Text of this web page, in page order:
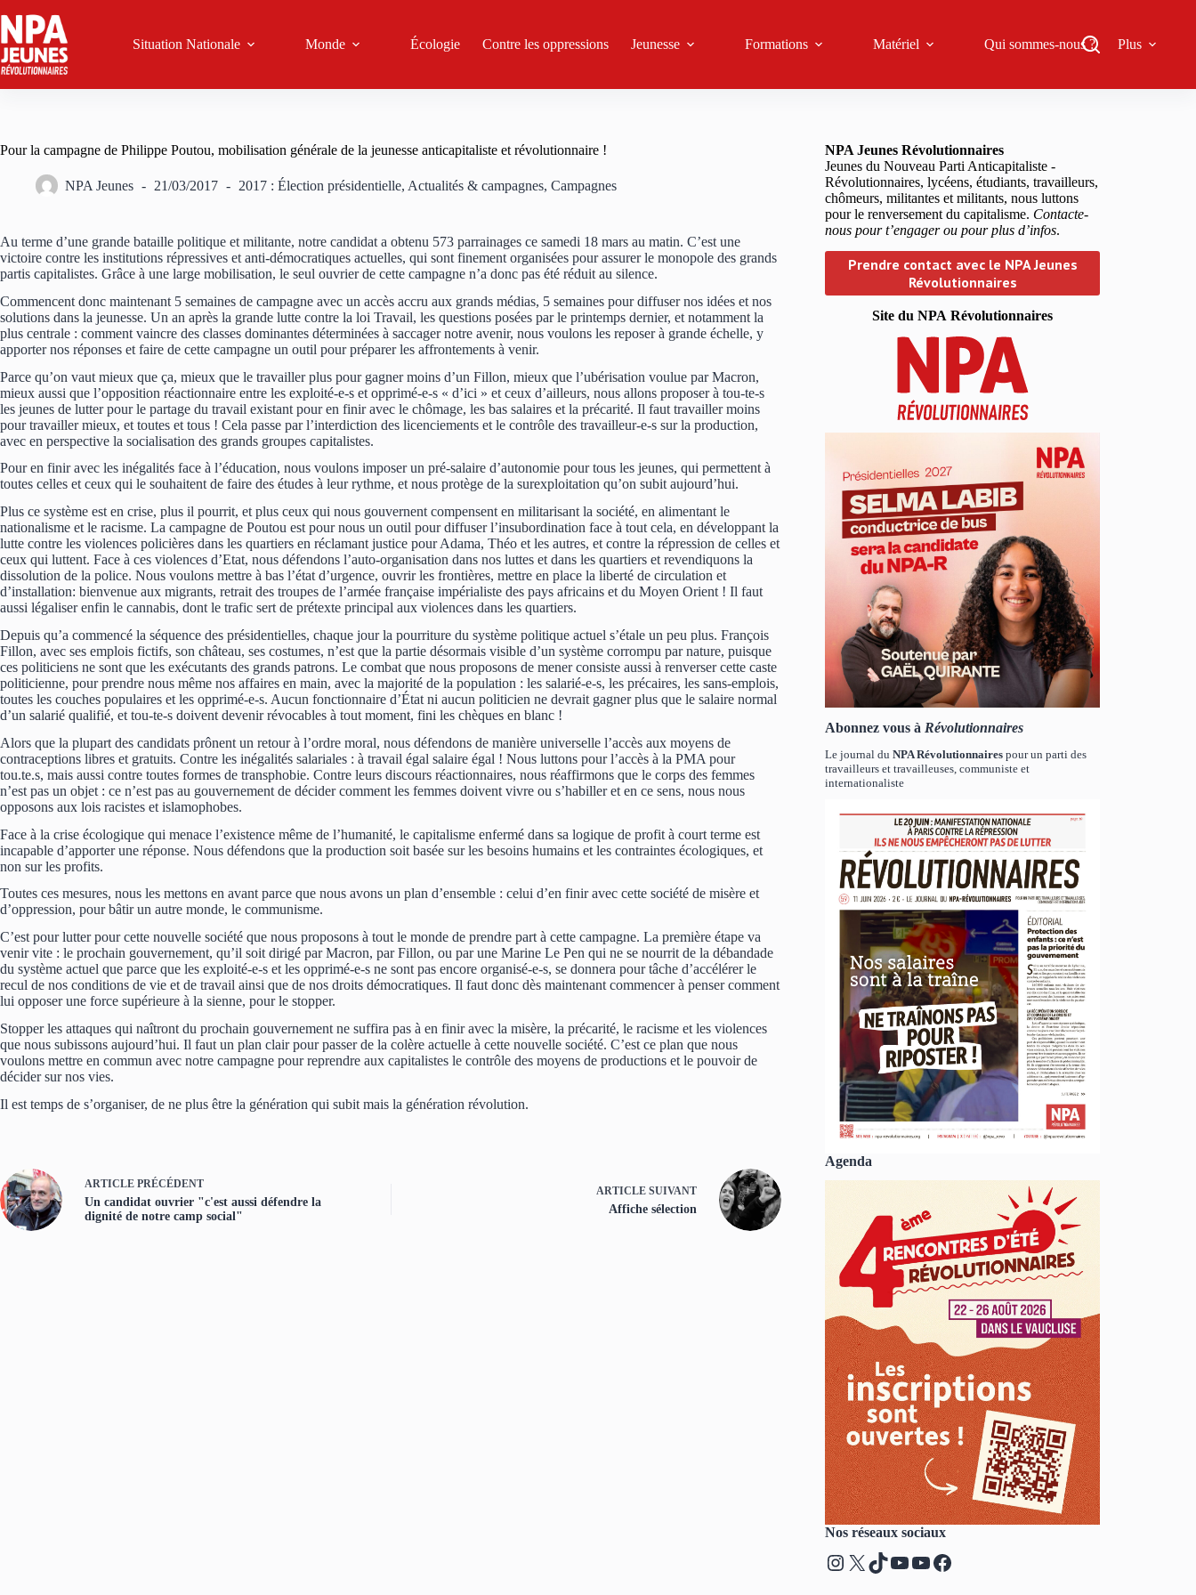
au
contenu
Situation Nationale Monde Écologie Contre les oppressions Jeunesse Formations Matériel Qui sommes-nous ? Plus
Pour la campagne de Philippe Poutou, mobilisation générale de la jeunesse anticapitaliste et révolutionnaire !
NPA Jeunes 21/03/2017 2017 : Élection présidentielle, Actualités & campagnes, Campagnes
Au terme d’une grande bataille politique et militante, notre candidat a obtenu 573 parrainages ce samedi 18 mars au matin. C’est une
victoire contre les institutions répressives et anti-démocratiques actuelles, qui sont finement organisées pour assurer le monopole des grands
partis capitalistes. Grâce à une large mobilisation, le seul ouvrier de cette campagne n’a donc pas été réduit au silence.
Commencent donc maintenant 5 semaines de campagne avec un accès accru aux grands médias, 5 semaines pour diffuser nos idées et nos
solutions dans la jeunesse. Un an après la grande lutte contre la loi Travail, les questions posées par le printemps dernier, et notamment la
plus centrale : comment vaincre des classes dominantes déterminées à saccager notre avenir, nous voulons les reposer à grande échelle, y
apporter nos réponses et faire de cette campagne un outil pour préparer les affrontements à venir.
Parce qu’on vaut mieux que ça, mieux que le travailler plus pour gagner moins d’un Fillon, mieux que l’ubérisation voulue par Macron,
mieux aussi que l’opposition réactionnaire entre les exploité-e-s et opprimé-e-s « d’ici » et ceux d’ailleurs, nous allons proposer à tou-te-s
les jeunes de lutter pour le partage du travail existant pour en finir avec le chômage, les bas salaires et la précarité. Il faut travailler moins
pour travailler mieux, et toutes et tous ! Cela passe par l’interdiction des licenciements et le contrôle des travailleur-e-s sur la production,
avec en perspective la socialisation des grands groupes capitalistes.
Pour en finir avec les inégalités face à l’éducation, nous voulons imposer un pré-salaire d’autonomie pour tous les jeunes, qui permettent à
toutes celles et ceux qui le souhaitent de faire des études à leur rythme, et nous protège de la surexploitation qu’on subit aujourd’hui.
Plus ce système est en crise, plus il pourrit, et plus ceux qui nous gouvernent compensent en militarisant la société, en alimentant le
nationalisme et le racisme. La campagne de Poutou est pour nous un outil pour diffuser l’insubordination face à tout cela, en développant la
lutte contre les violences policières dans les quartiers en réclamant justice pour Adama, Théo et les autres, et contre la répression de celles et
ceux qui luttent. Face à ces violences d’Etat, nous défendons l’auto-organisation dans nos luttes et dans les quartiers et revendiquons la
dissolution de la police. Nous voulons mettre à bas l’état d’urgence, ouvrir les frontières, mettre en place la liberté de circulation et
d’installation: bienvenue aux migrants, retrait des troupes de l’armée française impérialiste des pays africains et du Moyen Orient ! Il faut
aussi légaliser enfin le cannabis, dont le trafic sert de prétexte principal aux violences dans les quartiers.
Depuis qu’a commencé la séquence des présidentielles, chaque jour la pourriture du système politique actuel s’étale un peu plus. François
Fillon, avec ses emplois fictifs, son château, ses costumes, n’est que la partie désormais visible d’un système corrompu par nature, puisque
ces politiciens ne sont que les exécutants des grands patrons. Le combat que nous proposons de mener consiste aussi à renverser cette caste
politicienne, pour prendre nous même nos affaires en main, avec la majorité de la population : les salarié-e-s, les précaires, les sans-emplois,
toutes les couches populaires et les opprimé-e-s. Aucun fonctionnaire d’État ni aucun politicien ne devrait gagner plus que le salaire normal
d’un salarié qualifié, et tou-te-s doivent devenir révocables à tout moment, fini les chèques en blanc !
Alors que la plupart des candidats prônent un retour à l’ordre moral, nous défendons de manière universelle l’accès aux moyens de
contraceptions libres et gratuits. Contre les inégalités salariales : à travail égal salaire égal ! Nous luttons pour l’accès à la PMA pour
tou.te.s, mais aussi contre toutes formes de transphobie. Contre leurs discours réactionnaires, nous réaffirmons que le corps des femmes
n’est pas un objet : ce n’est pas au gouvernement de décider comment les femmes doivent vivre ou s’habiller et en ce sens, nous nous
opposons aux lois racistes et islamophobes.
Face à la crise écologique qui menace l’existence même de l’humanité, le capitalisme enfermé dans sa logique de profit à court terme est
incapable d’apporter une réponse. Nous défendons que la production soit basée sur les besoins humains et les contraintes écologiques, et
non sur les profits.
Toutes ces mesures, nous les mettons en avant parce que nous avons un plan d’ensemble : celui d’en finir avec cette société de misère et
d’oppression, pour bâtir un autre monde, le communisme.
C’est pour lutter pour cette nouvelle société que nous proposons à tout le monde de prendre part à cette campagne. La première étape va
venir vite : le prochain gouvernement, qu’il soit dirigé par Macron, par Fillon, ou par une Marine Le Pen qui ne se nourrit de la débandade
du système actuel que parce que les exploité-e-s et les opprimé-e-s ne sont pas encore organisé-e-s, se donnera pour tâche d’accélérer le
recul de nos conditions de vie et de travail ainsi que de nos droits démocratiques. Il faut donc dès maintenant commencer à penser comment
lui opposer une force supérieure à la sienne, pour le stopper.
Stopper les attaques qui naîtront du prochain gouvernement ne suffira pas à en finir avec la misère, la précarité, le racisme et les violences
que nous subissons aujourd’hui. Il faut un plan clair pour passer de la colère actuelle à cette nouvelle société. C’est ce plan que nous
voulons mettre en commun avec notre campagne pour reprendre aux capitalistes le contrôle des moyens de productions et le pouvoir de
décider sur nos vies.
Il est temps de s’organiser, de ne plus être la génération qui subit mais la génération révolution.
ARTICLE PRÉCÉDENT
Un candidat ouvrier "c'est aussi défendre la
dignité de notre camp social"
ARTICLESUIVANT
Affiche sélection
NPA Jeunes Révolutionnaires
Jeunes du Nouveau Parti Anticapitaliste -
Révolutionnaires, lycéens, étudiants, travailleurs,
chômeurs, militantes et militants, nous luttons
pour le renversement du capitalisme. Contacte-
nous pour t’engager ou pour plus d’infos.
Prendre contact avec le NPA Jeunes
Révolutionnaires
Site du NPA Révolutionnaires
Abonnez vous à Révolutionnaires
Le journal duNPA Révolutionnaires pour un parti des
travailleurs et travailleuses, communiste et
internationaliste
Agenda
Nos réseaux sociaux
Instagram
X TikTok
YouTube
YouTube
Facebook